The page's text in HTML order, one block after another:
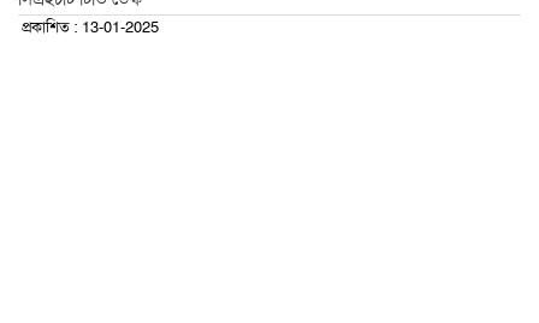
প্রকাশিত : 13-01-2025